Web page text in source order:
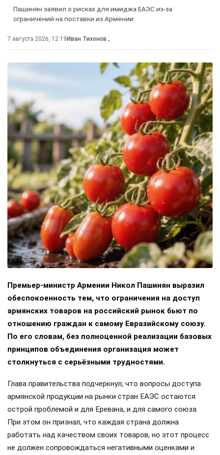
Пашинян заявил о рисках для имиджа ЕАЭС из-за
ограничений на поставки из Армении
7 августа 2026, 12:19Иван Тихонов ,
Премьер-министр Армении Никол Пашинян выразил
обеспокоенность тем, что ограничения на доступ
армянских товаров на российский рынок бьют по
отношению граждан к самому Евразийскому союзу.
По его словам, без полноценной реализации базовых
принципов объединения организация может
столкнуться с серьёзными трудностями.
Глава правительства подчеркнул, что вопросы доступа
армянской продукции на рынки стран ЕАЭС остаются
острой проблемой и для Еревана, и для самого союза.
При этом он признал, что каждая страна должна
работать над качеством своих товаров, но этот процесс
не должен сопровождаться негативными оценками и